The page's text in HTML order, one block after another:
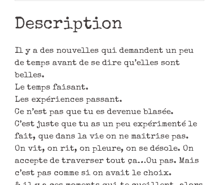
Description
Il y a des nouvelles qui demandent un peu
de temps avant de se dire qu’elles sont
belles.
Le temps faisant.
Les expériences passant.
Ce n’est pas que tu es devenue blasée.
C’est juste que tu as un peu expérimenté le
fait, que dans la vie on ne maîtrise pas.
On vit, on rit, on pleure, on se désole. On
accepte de traverser tout ça…Ou pas. Mais
c’est pas comme si on avait le choix.